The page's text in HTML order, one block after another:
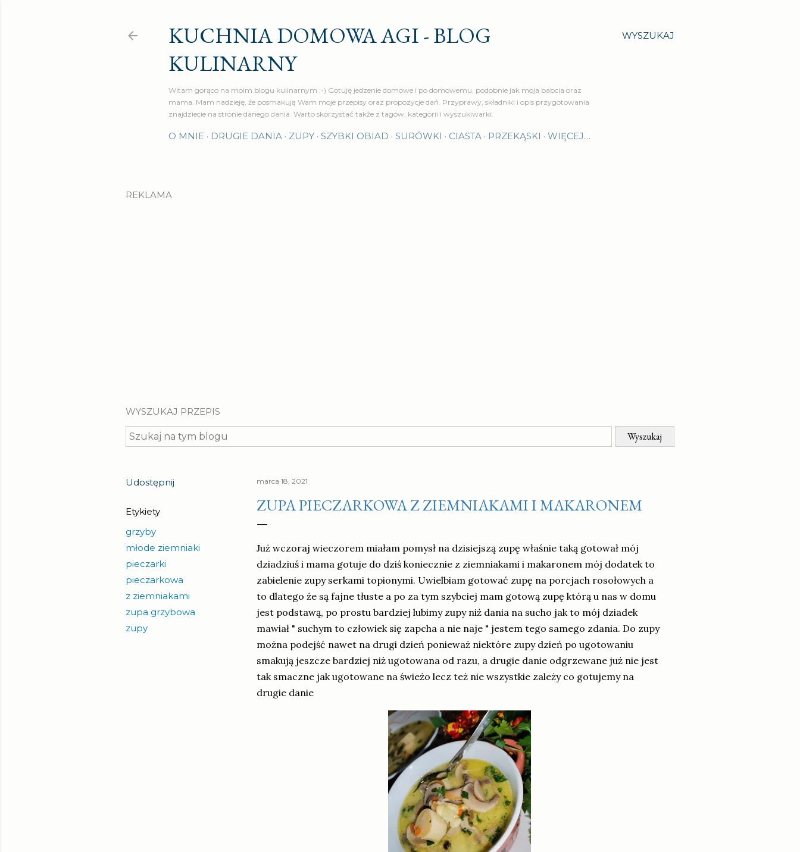
WYSZUKAJ
KUCHNIA DOMOWA AGI - BLOG
KULINARNY
Witam gorąco na moim blogu kulinarnym :-) Gotuję jedzenie domowe i po domowemu, podobnie jak moja babcia oraz
mama. Mam nadzieję, że posmakują Wam moje przepisy oraz propozycje dań. Przyprawy, składniki i opis przygotowania
znajdziecie na stronie danego dania. Warto skorzystać także z tagów, kategorii i wyszukiwarki.
O MNIE DRUGIE DANIA ZUPY SZYBKI OBIAD SURÓWKI CIASTA PRZEKĄSKI WIĘCEJ…
REKLAMA
WYSZUKAJ PRZEPIS
Udostępnij
Etykiety
grzyby
młode ziemniaki
pieczarki
pieczarkowa
z ziemniakami
zupa grzybowa
zupy
marca 18, 2021
ZUPA PIECZARKOWA Z ZIEMNIAKAMI I MAKARONEM
Już wczoraj wieczorem miałam pomysł na dzisiejszą zupę właśnie taką gotował mój
dziadziuś i mama gotuje do dziś koniecznie z ziemniakami i makaronem mój dodatek to
zabielenie zupy serkami topionymi. Uwielbiam gotować zupę na porcjach rosołowych a
to dlatego że są fajne tłuste a po za tym szybciej mam gotową zupę którą u nas w domu
jest podstawą, po prostu bardziej lubimy zupy niż dania na sucho jak to mój dziadek
mawiał " suchym to człowiek się zapcha a nie naje " jestem tego samego zdania. Do zupy
można podejść nawet na drugi dzień ponieważ niektóre zupy dzień po ugotowaniu
smakują jeszcze bardziej niż ugotowana od razu, a drugie danie odgrzewane już nie jest
tak smaczne jak ugotowane na świeżo lecz też nie wszystkie zależy co gotujemy na
drugie danie